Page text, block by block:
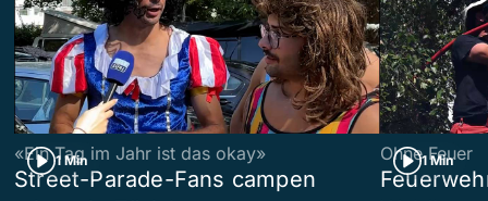
1 Min
«Ein Tag im Jahr ist das okay»
Street-Parade-Fans campen
1 Min
Ohne Feuer